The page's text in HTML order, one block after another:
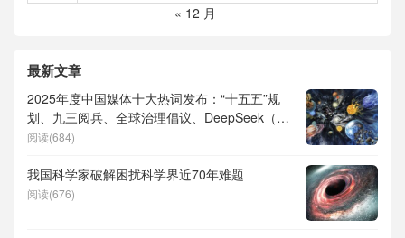
« 12 月
最新文章
2025年度中国媒体十大热词发布：“十五五”规
划、九三阅兵、全球治理倡议、DeepSeek（深
度求索）、人形机器人、苏超、票根经济、育
阅读(684)
我国科学家破解困扰科学界近70年难题
阅读(676)